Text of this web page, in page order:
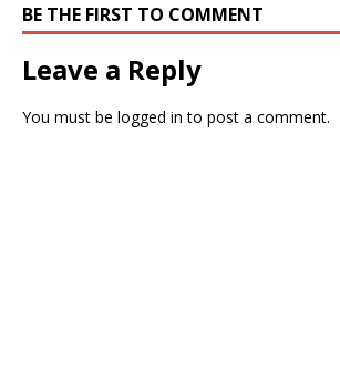
BE THE FIRST TO COMMENT
Leave a Reply
You must be logged in to post a comment.